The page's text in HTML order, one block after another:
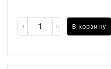
В корзину